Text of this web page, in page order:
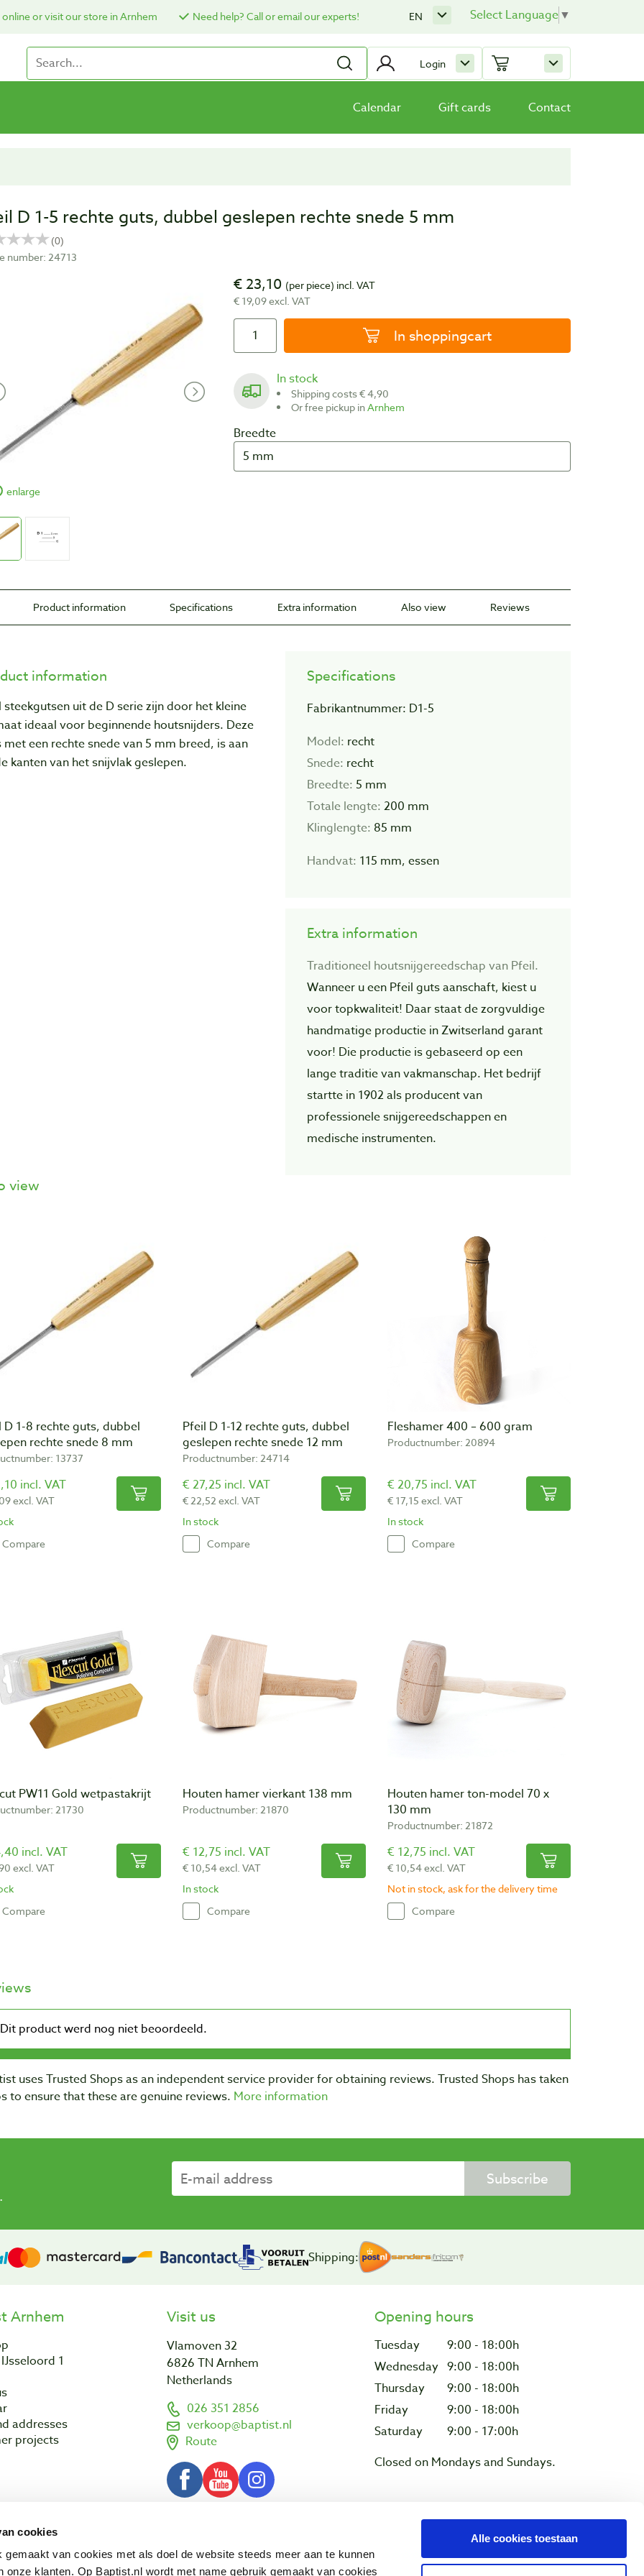
cookies
gemaakt van cookies met als doel de website steeds meer aan te kunnen
onze klanten. Op Baptist.nl wordt met name gebruik gemaakt van cookies
Alle cookies toestaan
or visit our store in Arnhem Need help? Call or email our experts! Select Language▼
EN
Login
Calendar Gift cards Contact
D 1-5 rechte guts, dubbel geslepen rechte snede 5 mm
number: 24713
enlarge
€ 23,10 (per piece) incl. VAT
€ 19,09 excl. VAT
In shoppingcart
In stock
Shipping costs € 4,90
Or free pickup inArnhem
Breedte
Product information Specifications Extra information Also view Reviews
information
steekgutsen uit de D serie zijn door het kleine
ideaal voor beginnende houtsnijders. Deze
met een rechte snede van 5 mm breed, is aan
kanten van het snijvlak geslepen.
Specifications
Fabrikantnummer: D1-5
Model: recht
Snede: recht
Breedte: 5 mm
Totale lengte: 200 mm
Klinglengte: 85 mm
Handvat: 115 mm, essen
Extra information
Traditioneel houtsnijgereedschap van Pfeil.
Wanneer u een Pfeil guts aanschaft, kiest u
voor topkwaliteit! Daar staat de zorgvuIdige
handmatige productie in Zwitserland garant
voor! Die productie is gebaseerd op een
lange traditie van vakmanschap. Het bedrijf
startte in 1902 als producent van
professionele snijgereedschappen en
medische instrumenten.
view
D 1-8 rechte guts, dubbel
rechte snede 8 mm
13737
incl. VAT
excl. VAT
Compare
Pfeil D 1-12 rechte guts, dubbel
geslepen rechte snede 12 mm
Productnumber: 24714
€ 27,25 incl. VAT
€ 22,52 excl. VAT
In stock
Compare
Fleshamer 400 – 600 gram
Productnumber: 20894
€ 20,75 incl. VAT
€ 17,15 excl. VAT
In stock
Compare
PW11 Gold wetpastakrijt
21730
incl. VAT
excl. VAT
Compare
Houten hamer vierkant 138 mm
Productnumber: 21870
€ 12,75 incl. VAT
€ 10,54 excl. VAT
In stock
Compare
Houten hamer ton-model 70 x
130 mm
Productnumber: 21872
€ 12,75 incl. VAT
€ 10,54 excl. VAT
Not in stock, ask for the delivery time
Compare
uses Trusted Shops as an independent service provider for obtaining reviews. Trusted Shops has taken
to ensure that these are genuine reviews. More information
Subscribe
Shipping:
Arnhem
1
addresses
projects
Visit us
Vlamoven 32
6826 TN Arnhem
Netherlands
026 351 2856
verkoop@baptist.nl
Route
Opening hours
Tuesday
9:00 - 18:00h
Wednesday 9:00 - 18:00h
Thursday
9:00 - 18:00h
Friday
9:00 - 18:00h
Saturday
9:00 - 17:00h
Closed on Mondays and Sundays.
2026 Baptist Arnhem BV